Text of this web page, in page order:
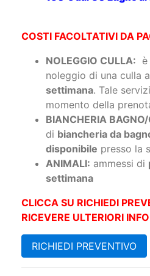
COSTI FACOLTATIVI DA
NOLEGGIO CULLA: è
noleggio di una culla
settimana. Tale
momento della
BIANCHERIA
di biancheria da
disponibile presso la
ANIMALI: ammessi di
settimana
CLICCA SU RICHIEDI
RICEVERE ULTERIORI
RICHIEDI PREVENTIVO